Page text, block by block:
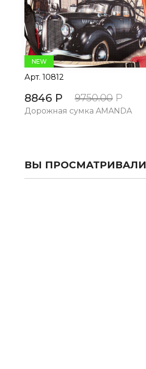
NEW
Арт. 10812
8846 Р 9750.00 Р
Дорожная сумка AMANDA
ВЫ ПРОСМАТРИВАЛИ